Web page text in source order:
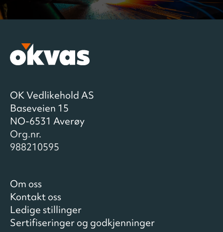
OK Vedlikehold AS
Baseveien 15
NO-6531 Averøy
Org.nr.
988210595
Om oss
Kontakt oss
Ledige stillinger
Sertifiseringer og godkjenninger